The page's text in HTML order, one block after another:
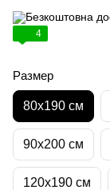
4
Размер
80х190 см
90х200 см
120х190 см